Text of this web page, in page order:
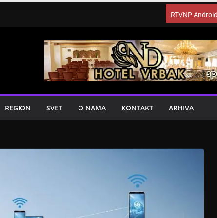
RTVNP Android
REGION SVET O NAMA KONTAKT ARHIVA